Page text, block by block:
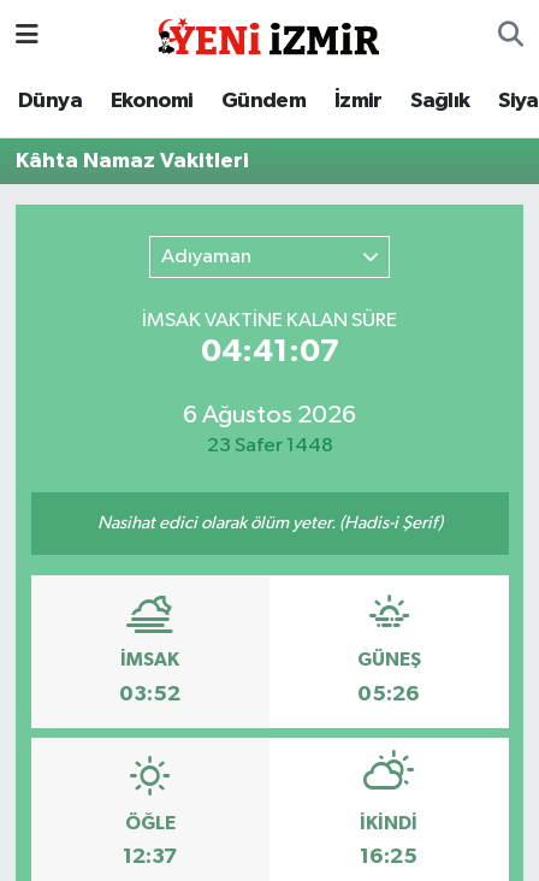
Dünya Ekonomi Gündem İzmir Sağlık
Kâhta Namaz Vakitleri
Adıyaman
İMSAK VAKTİNE KALAN SÜRE
04:41:07
6 Ağustos 2026
23 Safer 1448
Nasihat edici olarak ölüm yeter. (Hadis-i Şerif)
İMSAK
03:52
GÜNEŞ
05:26
ÖĞLE
12:37
İKINDI
16:25
Dünya
Ekonomi
Resmi İlanlar
Spor
Tatil ve Seyahat
Okul Gazetesi
İzmir Nöbetçi Eczaneler
İzmir Hava Durumu
İzmir Trafik Yoğunluk Haritası
Süper Lig Puan Durumu ve Fikstür
Haber Arşivi